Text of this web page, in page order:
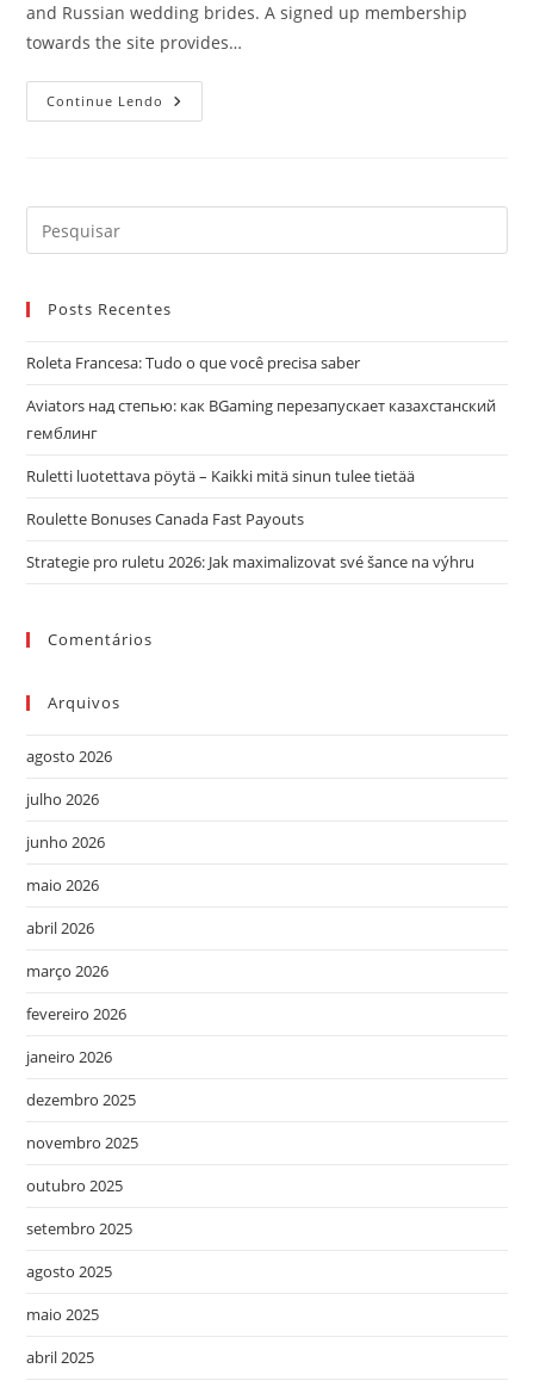
and Russian wedding brides. A signed up membership
towards the site provides…
Continue Lendo Find
Bride
Getting
Out
Europe
a
Posts Recentes
Roleta Francesa: Tudo o que você precisa saber
Aviators над степью: как BGaming перезапускает казахстанский
гемблинг
Ruletti luotettava pöytä – Kaikki mitä sinun tulee tietää
Roulette Bonuses Canada Fast Payouts
Strategie pro ruletu 2026: Jak maximalizovat své šance na výhru
Comentários
Arquivos
agosto 2026
julho 2026
junho 2026
maio 2026
abril 2026
março 2026
fevereiro 2026
janeiro 2026
dezembro 2025
novembro 2025
outubro 2025
setembro 2025
agosto 2025
maio 2025
abril 2025